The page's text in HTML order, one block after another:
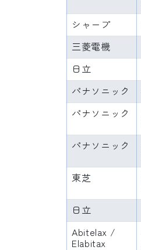
シャープ
三菱電機
日立
パナソニック
パナソニック
パナソニック
東芝
日立
Abitelax /
Elabitax